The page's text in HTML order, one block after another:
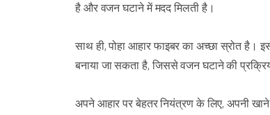
है और वजन घटाने में मदद मिलती है।
साथ ही, पोहा आहार फाइबर का अच्छा स्रोत है।
बनाया जा सकता है, जिससे वजन घटाने की
अपने आहार पर बेहतर नियंत्रण के लिए, अपनी